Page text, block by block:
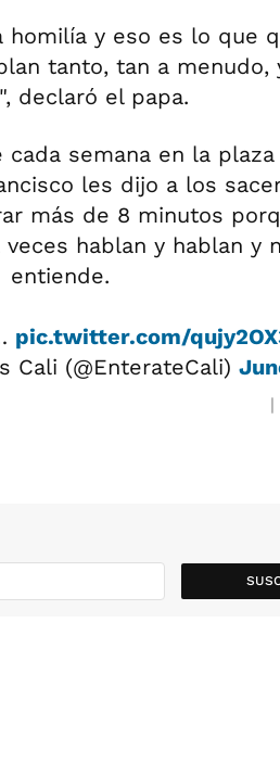
homilía y eso es lo que
tanto, tan a menudo,
declaró el papa.
semana en la plaza
les dijo a los
más de 8 minutos
hablan y hablan y
entiende.
pic.twitter.com/
(@EnterateCali)